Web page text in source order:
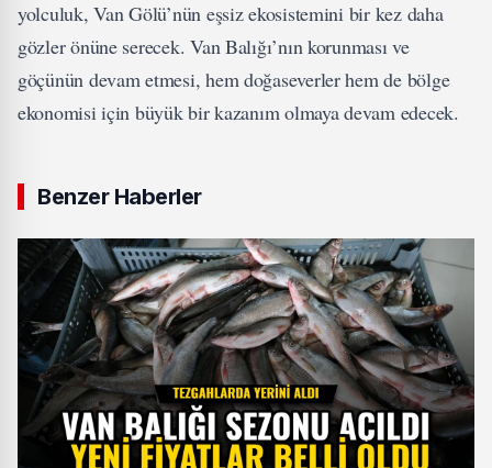
yolculuk, Van Gölü’nün eşsiz ekosistemini bir kez daha
gözler önüne serecek. Van Balığı’nın korunması ve
göçünün devam etmesi, hem doğaseverler hem de bölge
ekonomisi için büyük bir kazanım olmaya devam edecek.
Benzer Haberler